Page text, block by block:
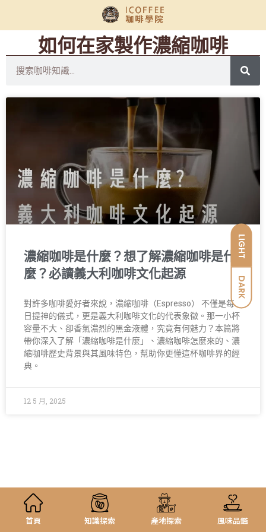
LIGHT
DARK
如何在家製作濃縮咖啡
濃縮咖啡是什麼？想了解濃縮咖啡是什
麼？必讀義大利咖啡文化起源
對許多咖啡愛好者來說，濃縮咖啡（Espresso） 不僅是每
日提神的儀式，更是義大利咖啡文化的代表象徵。那一小杯
容量不大、卻香氣濃烈的黑金液體，究竟有何魅力？本篇將
帶你深入了解「濃縮咖啡是什麼」、濃縮咖啡怎麼來的、濃
縮咖啡歷史背景與其風味特色，幫助你更懂這杯咖啡界的經
典。
12 5 月, 2025
首頁 知識探索 產地探索 風味品鑑